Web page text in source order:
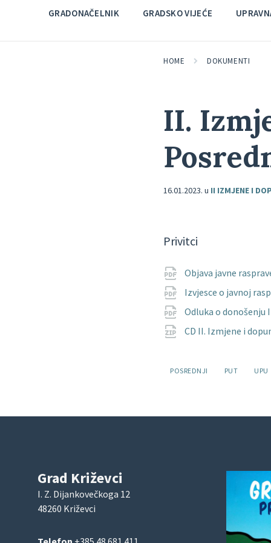
GRADONAČELNIK GRADSKO VIJEĆE
HOME DOKUMENTI
II.
16.01.2023.u II IZMJENE I
Privitci
Objava javne
Izvjesce o javnoj
Odluka o donošenju
CD II. Izmjene i
Oznake:
POSREDNJI PUT UPU
Grad Križevci
I. Z. Dijankovečkoga 12
48260 Križevci